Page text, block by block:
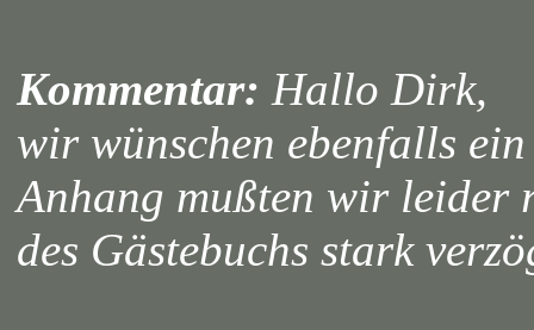
Kommentar: Hallo Dirk,
wir wünschen ebenfalls ein
Anhang mußten wir leider
des Gästebuchs stark